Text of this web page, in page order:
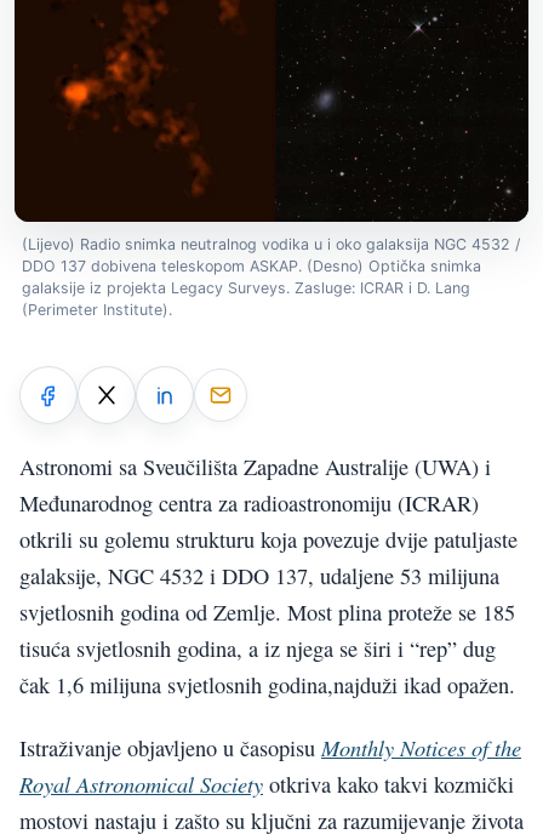
(Lijevo) Radio snimka neutralnog vodika u i oko galaksija NGC 4532 /
DDO 137 dobivena teleskopom ASKAP. (Desno) Optička snimka
galaksije iz projekta Legacy Surveys. Zasluge: ICRAR i D. Lang
(Perimeter Institute).
Astronomi sa Sveučilišta Zapadne Australije (UWA) i
Međunarodnog centra za radioastronomiju (ICRAR)
otkrili su golemu strukturu koja povezuje dvije patuljaste
galaksije, NGC 4532 i DDO 137, udaljene 53 milijuna
svjetlosnih godina od Zemlje. Most plina proteže se 185
tisuća svjetlosnih godina, a iz njega se širi i “rep” dug
čak 1,6 milijuna svjetlosnih godina,najduži ikad opažen.
Istraživanje objavljeno u časopisuMonthly Notices of the
Royal Astronomical Society otkriva kako takvi kozmički
mostovi nastaju i zašto su ključni za razumijevanje života